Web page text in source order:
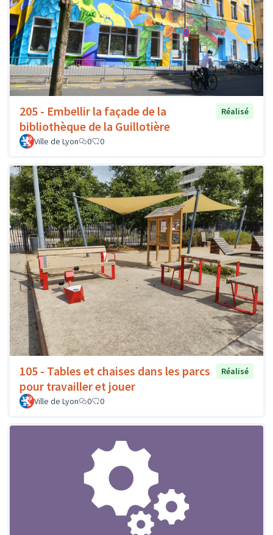
205 - Embellir la façade de la
bibliothèque de la Guillotière
Réalisé
Ville de Lyon 0 0
105 - Tables et chaises dans les parcs
pour travailler et jouer
Réalisé
Ville de Lyon 0 0